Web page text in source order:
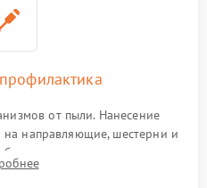
от пыли. Нанесение
на направляющие, шестерни и
хода каретки.
каркаса и аккуратная